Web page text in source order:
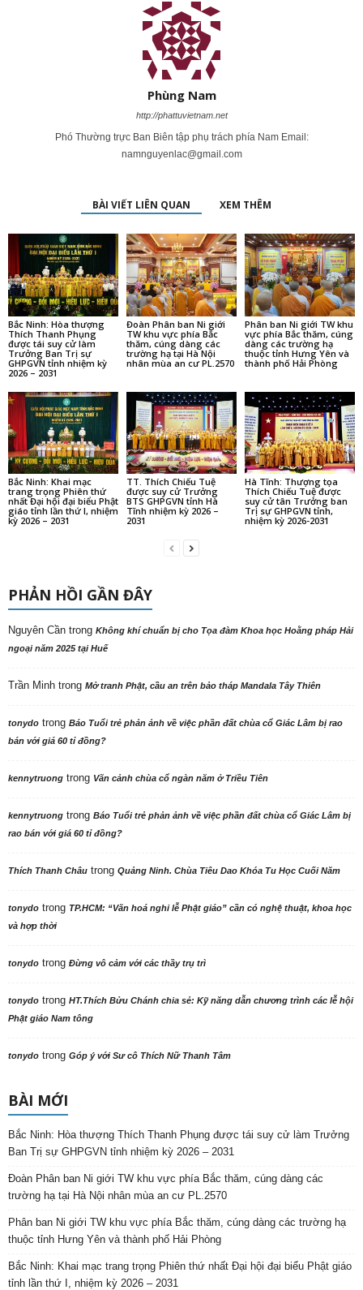
Phùng Nam
http://phattuvietnam.net
Phó Thường trực Ban Biên tập phụ trách phía Nam Email:
namnguyenlac@gmail.com
BÀI VIẾT LIÊN QUAN XEM THÊM
Bắc Ninh: Hòa thượng
Thích Thanh Phụng
được tái suy cử làm
Trưởng Ban Trị sự
GHPGVN tỉnh nhiệm kỳ
2026 – 2031
Đoàn Phân ban Ni giới
TW khu vực phía Bắc
thăm, cúng dàng các
trường hạ tại Hà Nội
nhân mùa an cư PL.2570
Phân ban Ni giới TW khu
vực phía Bắc thăm, cúng
dàng các trường hạ
thuộc tỉnh Hưng Yên và
thành phố Hải Phòng
Bắc Ninh: Khai mạc
trang trọng Phiên thứ
nhất Đại hội đại biểu Phật
giáo tỉnh lần thứ I, nhiệm
kỳ 2026 – 2031
TT. Thích Chiếu Tuệ
được suy cử Trưởng
BTS GHPGVN tỉnh Hà
Tĩnh nhiệm kỳ 2026 –
2031
Hà Tĩnh: Thượng tọa
Thích Chiếu Tuệ được
suy cử tân Trưởng ban
Trị sự GHPGVN tỉnh,
nhiệm kỳ 2026-2031
PHẢN HỒI GẦN ĐÂY
Nguyên Cần trong Không khí chuẩn bị cho Tọa đàm Khoa học Hoằng pháp Hải
ngoại năm 2025 tại Huế
Trần Minh trong Mở tranh Phật, cầu an trên bảo tháp Mandala Tây Thiên
tonydo trong Báo Tuổi trẻ phản ảnh về việc phần đất chùa cổ Giác Lâm bị rao
bán với giá 60 tỉ đồng?
kennytruong trong Vãn cảnh chùa cổ ngàn năm ở Triều Tiên
kennytruong trong Báo Tuổi trẻ phản ảnh về việc phần đất chùa cổ Giác Lâm bị
rao bán với giá 60 tỉ đồng?
Thích Thanh Châu trong Quảng Ninh. Chùa Tiêu Dao Khóa Tu Học Cuối Năm
tonydo trong TP.HCM: “Văn hoá nghi lễ Phật giáo” cần có nghệ thuật, khoa học
và hợp thời
tonydo trong Đừng vô cảm với các thầy trụ trì
tonydo trong HT.Thích Bửu Chánh chia sẻ: Kỹ năng dẫn chương trình các lễ hội
Phật giáo Nam tông
tonydo trong Góp ý với Sư cô Thích Nữ Thanh Tâm
BÀI MỚI
Bắc Ninh: Hòa thượng Thích Thanh Phụng được tái suy cử làm Trưởng
Ban Trị sự GHPGVN tỉnh nhiệm kỳ 2026 – 2031
Đoàn Phân ban Ni giới TW khu vực phía Bắc thăm, cúng dàng các
trường hạ tại Hà Nội nhân mùa an cư PL.2570
Phân ban Ni giới TW khu vực phía Bắc thăm, cúng dàng các trường hạ
thuộc tỉnh Hưng Yên và thành phố Hải Phòng
Bắc Ninh: Khai mạc trang trọng Phiên thứ nhất Đại hội đại biểu Phật giáo
tỉnh lần thứ I, nhiệm kỳ 2026 – 2031